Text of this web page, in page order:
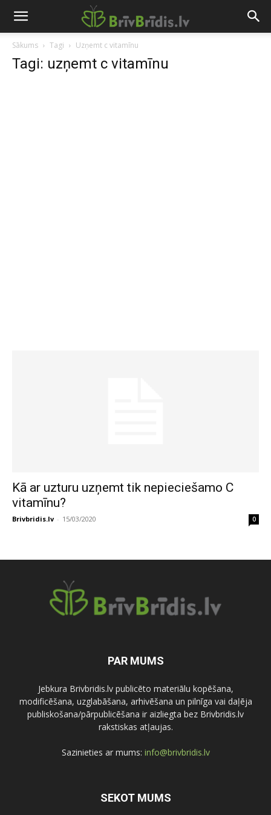
Sākums Tagi Uzņemt c vitamīnu
Tagi: uzņemt c vitamīnu
Kā ar uzturu uzņemt tik nepieciešamo C
vitamīnu?
Brivbridis.lv - 15/03/2020 0
PAR MUMS
Jebkura Brivbridis.lv publicēto materiālu kopēšana,
modificēšana, uzglabāšana, arhivēšana un pilnīga vai daļēja
publiskošana/pārpublicēšana ir aizliegta bez Brivbridis.lv
rakstiskas atļaujas.
Sazinieties ar mums: info@brivbridis.lv
SEKOT MUMS